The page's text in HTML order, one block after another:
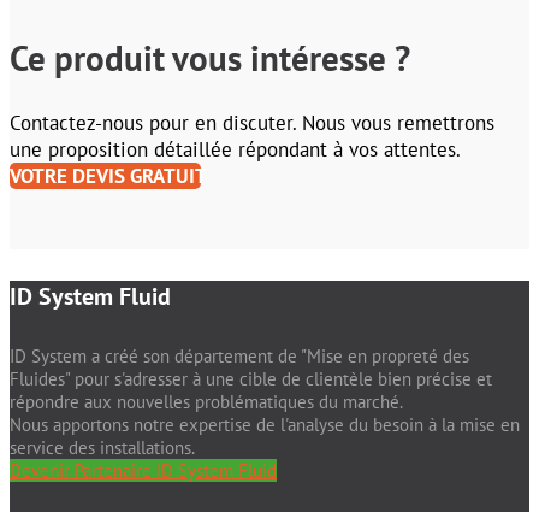
Ce produit vous intéresse ?
Contactez-nous pour en discuter. Nous vous remettrons
une proposition détaillée répondant à vos attentes.
VOTRE DEVIS GRATUIT
ID System Fluid
ID System a créé son département de "Mise en propreté des
Fluides" pour s'adresser à une cible de clientèle bien précise et
répondre aux nouvelles problématiques du marché.
Nous apportons notre expertise de l'analyse du besoin à la mise en
service des installations.
Devenir Partenaire ID System Fluid